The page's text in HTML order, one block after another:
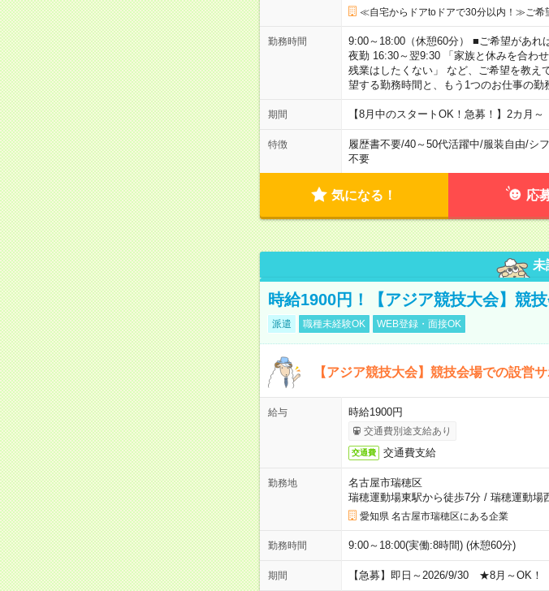
≪自宅からドアtoドアで30分以内！≫ご希
勤務時間
9:00～18:00（休憩60分） ■ご希望があれ
夜勤 16:30～翌9:30 「家族と休みを合わ
残業はしたくない」 など、ご希望を教
望する勤務時間と、もう1つのお仕事の勤
期間 【8月中のスタートOK！急募！】2カ月
特徴 履歴書不要/40～50代活躍中/服装自由/シ
不要
気になる！ 応
未
時給1900円！【アジア競技大会】競
派遣 職種未経験OK WEB登録・面接OK
【アジア競技大会】競技会場での設営
給与 時給1900円
交通費別途支給あり
交通費 交通費支給
勤務地
名古屋市瑞穂区
瑞穂運動場東駅から徒歩7分/ 瑞穂運動場
愛知県 名古屋市瑞穂区にある企業
勤務時間 9:00～18:00(実働:8時間) (休憩60分)
期間 【急募】即日～2026/9/30 ★8月～OK！